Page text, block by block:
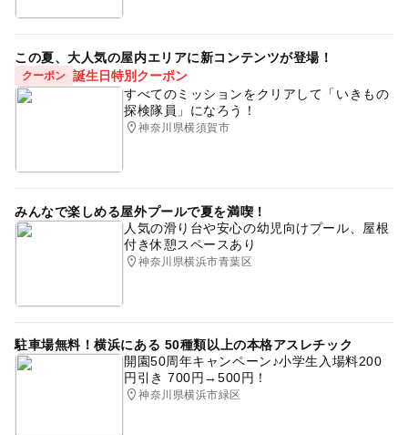
この夏、大人気の屋内エリアに新コンテンツが登場！
クーポン 誕生日特別クーポン
すべてのミッションをクリアして「いきもの
探検隊員」になろう！
神奈川県横須賀市
みんなで楽しめる屋外プールで夏を満喫！
人気の滑り台や安心の幼児向けプール、屋根
付き休憩スペースあり
神奈川県横浜市青葉区
駐車場無料！横浜にある 50種類以上の本格アスレチック
開園50周年キャンペーン♪小学生入場料200
円引き 700円→500円！
神奈川県横浜市緑区